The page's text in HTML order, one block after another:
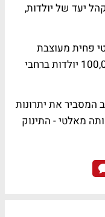
יעד של יולדות,
פחית מעוצבת
במהדורה מוגבלת שתופץ בקרב כ-100,000 יולדות ברחבי
המסביר את יתרונות
מאלטי - התינוק